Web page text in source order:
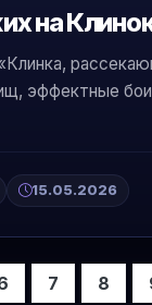
на
эффектные
15.05.2026
7 8